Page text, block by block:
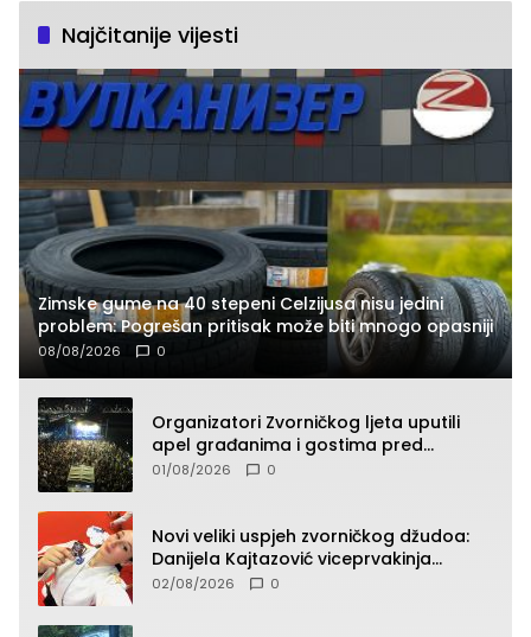
Najčitanije vijesti
Zimske gume na 40 stepeni Celzijusa nisu jedini
problem: Pogrešan pritisak može biti mnogo opasniji
08/08/2026 0
Organizatori Zvorničkog ljeta uputili
apel građanima i gostima pred
početak koncertnog programa
01/08/2026 0
Novi veliki uspjeh zvorničkog džudoa:
Danijela Kajtazović viceprvakinja
Balkana u seniorskoj konkurenciji
02/08/2026 0